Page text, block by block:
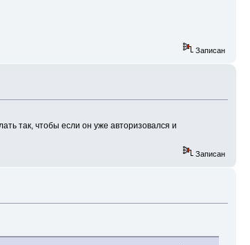
Записан
так, чтобы если он уже авторизовался и
Записан